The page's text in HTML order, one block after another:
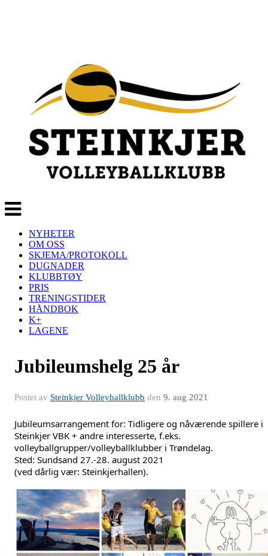
Veksle
navigasjon
NYHETER
OM OSS
SKJEMA/PROTOKOLL
DUGNADER
KLUBBTØY
PRIS
TRENINGSTIDER
HÅNDBOK
K+
LAGENE
Jubileumshelg 25 år
Postet av Steinkjer Volleyballklubb den 9. aug 2021
Jubileumsarrangement for: Tidligere og nåværende spillere i
Steinkjer VBK + andre interesserte, f.eks.
volleyballgrupper/volleyballklubber i Trøndelag.
Sted: Sundsand 27.-28. august 2021
(ved dårlig vær: Steinkjerhallen).